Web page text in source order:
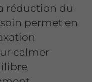
réduction du
permet en
calmer